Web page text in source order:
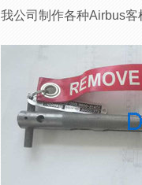
我公司制作各种Airbus客